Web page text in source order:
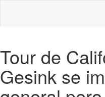
Tour de
Gesink se